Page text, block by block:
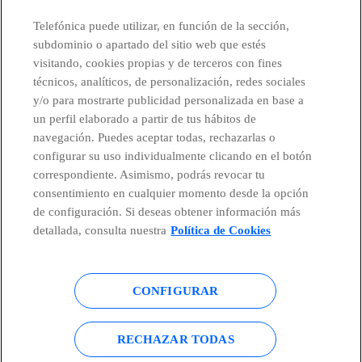
Centro Global Transparencia
© Telefónica S.A.
Configurar cookies
Política de cookies
Telefónica puede utilizar, en función de la sección,
subdominio o apartado del sitio web que estés
visitando, cookies propias y de terceros con fines
técnicos, analíticos, de personalización, redes sociales
y/o para mostrarte publicidad personalizada en base a
un perfil elaborado a partir de tus hábitos de
navegación. Puedes aceptar todas, rechazarlas o
configurar su uso individualmente clicando en el botón
correspondiente. Asimismo, podrás revocar tu
consentimiento en cualquier momento desde la opción
de configuración. Si deseas obtener información más
detallada, consulta nuestra Política de Cookies
CONFIGURAR
RECHAZAR TODAS